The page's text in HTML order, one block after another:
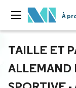
À
TAILLE ET
ALLEMAND